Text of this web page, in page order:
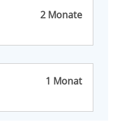
2 Monate
1 Monat